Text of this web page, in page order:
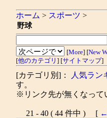
ホーム > スポーツ >
野球
[More] [New
[他のカテゴリ ] [サイトマップ]
[カテゴリ別]： 人気ラン
す。
※リンク先が無くなって
21 - 40 ( 44 件中 ) [